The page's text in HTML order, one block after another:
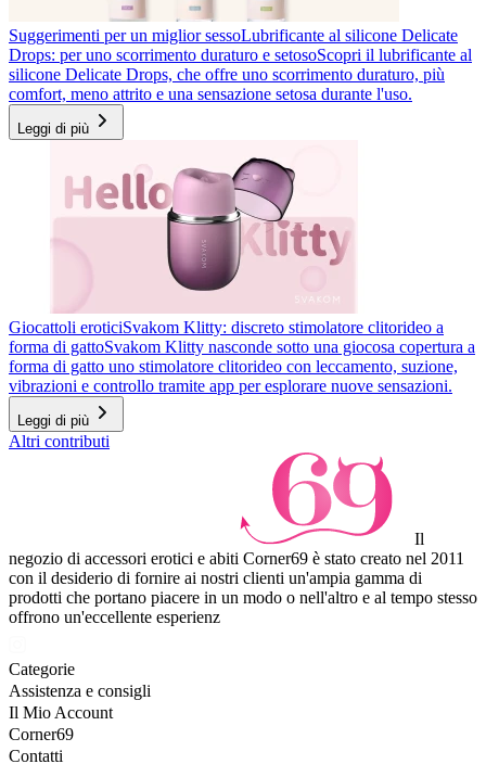
Suggerimenti per un miglior sessoLubrificante al silicone Delicate
Drops: per uno scorrimento duraturo e setosoScopri il lubrificante al
silicone Delicate Drops, che offre uno scorrimento duraturo, più
comfort, meno attrito e una sensazione setosa durante l'uso.
Leggi di più
Giocattoli eroticiSvakom Klitty: discreto stimolatore clitorideo a
forma di gattoSvakom Klitty nasconde sotto una giocosa copertura a
forma di gatto uno stimolatore clitorideo con leccamento, suzione,
vibrazioni e controllo tramite app per esplorare nuove sensazioni.
Leggi di più
Altri contributi
Il
negozio di accessori erotici e abiti Corner69 è stato creato nel 2011
con il desiderio di fornire ai nostri clienti un'ampia gamma di
prodotti che portano piacere in un modo o nell'altro e al tempo stesso
offrono un'eccellente esperienz
Categorie
Assistenza e consigli
Il Mio Account
Corner69
Contatti